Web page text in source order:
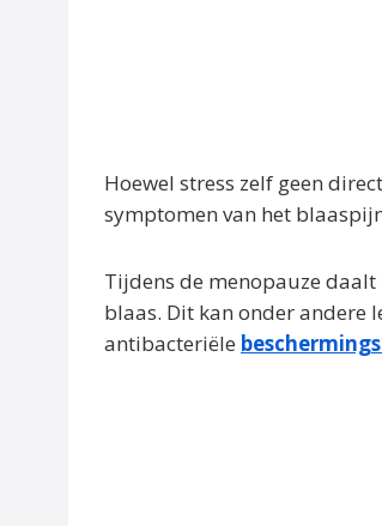
Hoewel stress zelf geen
symptomen van het
Tijdens de menopauze
blaas. Dit kan onder andere
antibacteriële